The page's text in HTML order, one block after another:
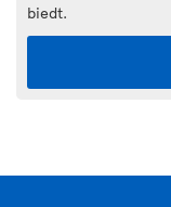
biedt.